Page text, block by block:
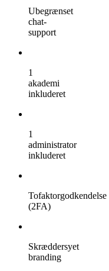
Ubegrænset
chat-
support
1
akademi
inkluderet
1
administrator
inkluderet
Tofaktorgodkendelse
(2FA)
Skræddersyet
branding